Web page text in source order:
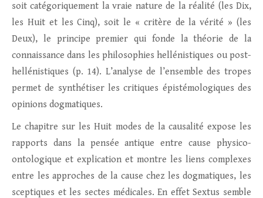
soit catégoriquement la vraie nature de la réalité (les Dix,
les Huit et les Cinq), soit le « critère de la vérité » (les
Deux), le principe premier qui fonde la théorie de la
connaissance dans les philosophies hellénistiques ou post-
hellénistiques (p. 14). L’analyse de l’ensemble des tropes
permet de synthétiser les critiques épistémologiques des
opinions dogmatiques.
Le chapitre sur les Huit modes de la causalité expose les
rapports dans la pensée antique entre cause physico-
ontologique et explication et montre les liens complexes
entre les approches de la cause chez les dogmatiques, les
sceptiques et les sectes médicales. En effet Sextus semble